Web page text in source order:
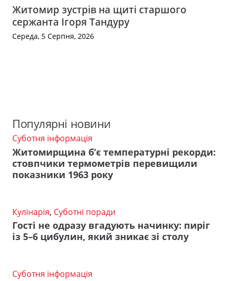
Житомир зустрів на щиті старшого
сержанта Ігоря Тандуру
Середа, 5 Серпня, 2026
Популярні новини
Суботня інформація
Житомирщина б’є температурні рекорди:
стовпчики термометрів перевищили
показники 1963 року
Кулінарія, Суботні поради
Гості не одразу вгадують начинку: пиріг
із 5–6 цибулин, який зникає зі столу
Суботня інформація